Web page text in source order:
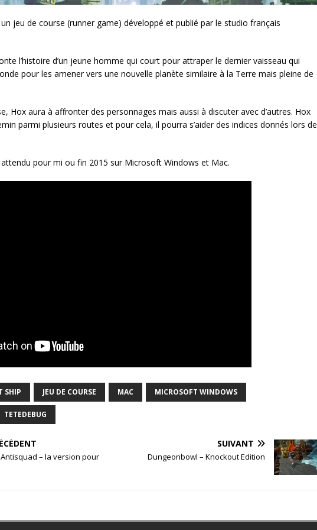
jeu de course (runner game) développé et publié par le studio français
l’histoire d’un jeune homme qui court pour attraper le dernier vaisseau qui
pour les amener vers une nouvelle planète similaire à la Terre mais pleine de
Hox aura à affronter des personnages mais aussi à discuter avec d’autres. Hox
parmi plusieurs routes et pour cela, il pourra s’aider des indices donnés lors de
pour mi ou fin 2015 sur Microsoft Windows et Mac.
SHIP JEU DE COURSE MAC MICROSOFT WINDOWS
TETEDEBUG
Antisquad – la version pour
SUIVANT
Dungeonbowl – Knockout Edition